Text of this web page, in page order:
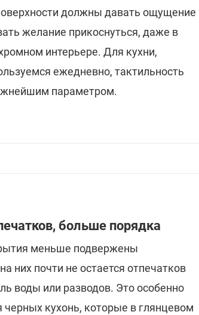
должны давать ощущение
желание прикоснуться, даже в
интерьере. Для кухни,
ежедневно, тактильность
параметром.
больше порядка
меньше подвержены
них почти не остается отпечатков
воды или разводов. Это особенно
черных кухонь, которые в глянцевом